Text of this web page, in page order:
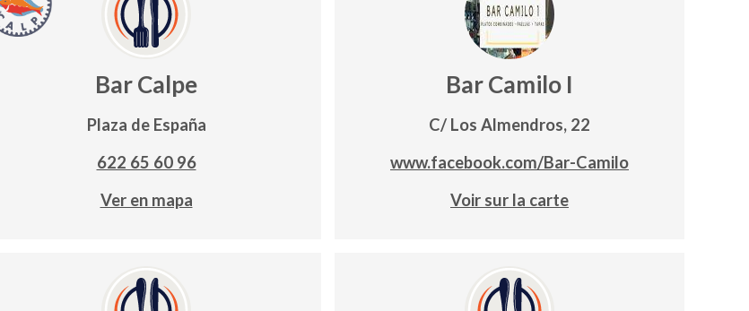
Bar Calpe
Plaza de España
622 65 60 96
Ver en mapa
Bar Camilo I
C/ Los Almendros, 22
www.facebook.com/Bar-Camilo
Voir sur la carte